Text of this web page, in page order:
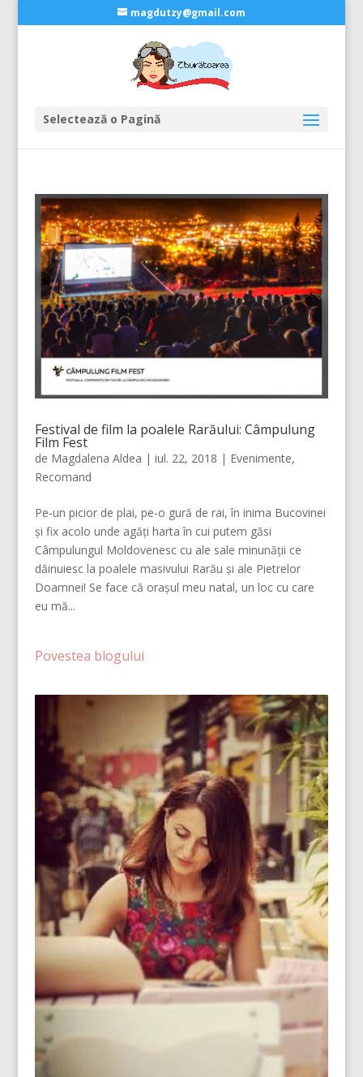
magdutzy@gmail.com
Selectează o Pagină
Festival de film la poalele Rarăului: Câmpulung
Film Fest
de Magdalena Aldea | iul. 22, 2018 | Evenimente,
Recomand
Pe-un picior de plai, pe-o gură de rai, în inima Bucovinei
și fix acolo unde agăți harta în cui putem găsi
Câmpulungul Moldovenesc cu ale sale minunății ce
dăinuiesc la poalele masivului Rarău și ale Pietrelor
Doamnei! Se face că orașul meu natal, un loc cu care
eu mă...
Povestea blogului